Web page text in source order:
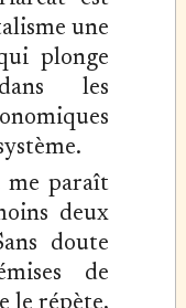
une
plonge
les
me paraît
deux
doute
de